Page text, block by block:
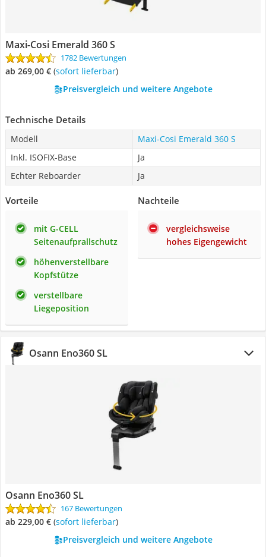
Maxi-Cosi Emerald 360 S
1782 Bewertungen
ab 269,00 € ( Sofort lieferbar)
Preisvergleich und weitere Angebote
Technische Details
Modell
Maxi-Cosi Emerald 360 S
Inkl. ISOFIX-Base
Ja
Echter Reboarder
Ja
Vorteile
mit G-CELL
Seitenaufprallschutz
höhenverstellbare
Kopfstütze
verstellbare
Liegeposition
Nachteile
vergleichsweise
hohes Eigengewicht
Osann Eno360 SL
Osann Eno360 SL
167 Bewertungen
ab 229,00 € ( Sofort lieferbar)
Preisvergleich und weitere Angebote